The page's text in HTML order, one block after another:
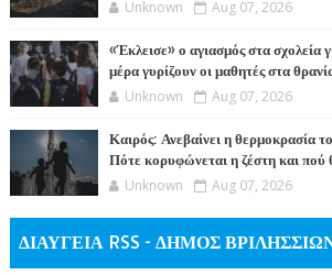
Unknown Aug 07, 2026
«Έκλεισε» ο αγιασμός στα σχολεία
μέρα γυρίζουν οι μαθητές στα
Unknown Aug 07, 2026
Καιρός: Ανεβαίνει η θερμοκρασία
Πότε κορυφώνεται η ζέστη και πού
Unknown Aug 07, 2026
ΔΙΑΥΓΕΙΑ RSS - ΔΗΜΟΣ